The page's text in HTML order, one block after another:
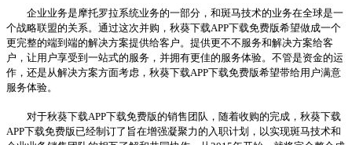
企业业务是摩托罗拉系统业务的一部分，和斑马技术的业务在全球是一
个战略联盟的关系。通过这次并购，秋葵下载APP下载免费版希望做成一个
更完整的端到端的解决方案提供给客户。提供更不不服务和解决方案给客
户，让用户享受到一站式的服务，并拥有更佳的服务体验。不管是资金的运
作，还是从解决方案方面考虑，秋葵下载APP下载免费版希望带给用户满意
服务体验。
对于秋葵下载APP下载免费版的销售团队，随着收购的完成，秋葵下载
APP下载免费版已经制订了旨在增强凝聚力的入职计划，以实现斑马技术和